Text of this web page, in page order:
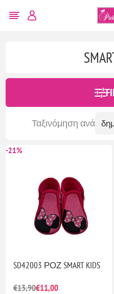
Ταξινόμηση ανά
-21%
SD42003 ΡΟΖ SMART KIDS
€13,90€11,00